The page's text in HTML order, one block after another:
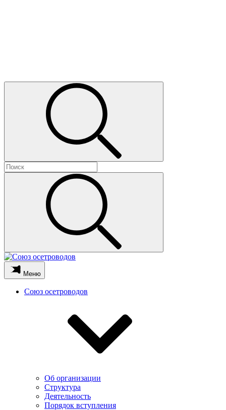
Меню
Союз осетроводов
Об организации
Структура
Деятельность
Порядок вступления